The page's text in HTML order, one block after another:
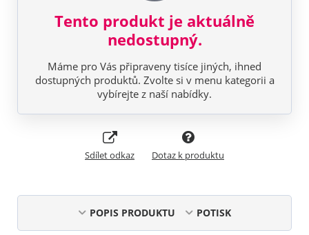
Tento produkt je aktuálně
nedostupný.
Máme pro Vás připraveny tisíce jiných, ihned
dostupných produktů. Zvolte si v menu kategorii a
vybírejte z naší nabídky.
Sdílet odkaz Dotaz k produktu
POPIS PRODUKTU POTISK